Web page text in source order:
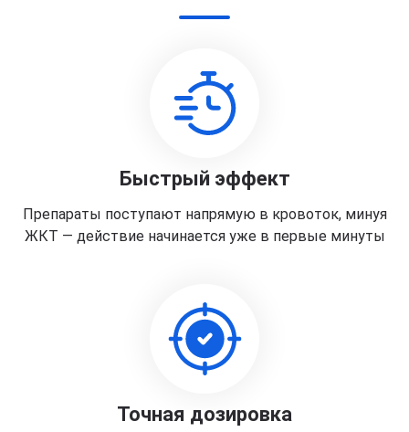
Быстрый эффект
Препараты поступают напрямую в кровоток, минуя
ЖКТ — действие начинается уже в первые минуты
Точная дозировка